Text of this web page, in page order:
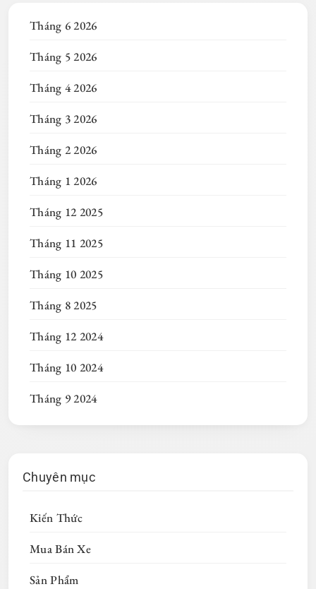
Tháng 6 2026
Tháng 5 2026
Tháng 4 2026
Tháng 3 2026
Tháng 2 2026
Tháng 1 2026
Tháng 12 2025
Tháng 11 2025
Tháng 10 2025
Tháng 8 2025
Tháng 12 2024
Tháng 10 2024
Tháng 9 2024
Chuyên mục
Kiến Thức
Mua Bán Xe
Sản Phẩm